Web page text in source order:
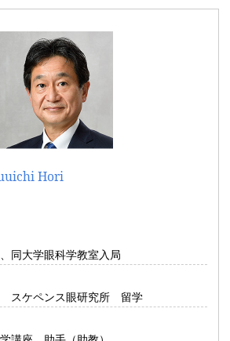
Hori
同大学眼科学教室入局
スケペンス眼研究所 留学